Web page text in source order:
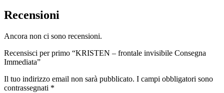
Recensioni
Ancora non ci sono recensioni.
Recensisci per primo “KRISTEN – frontale invisibile Consegna
Immediata”
Il tuo indirizzo email non sarà pubblicato. I campi obbligatori sono
contrassegnati *